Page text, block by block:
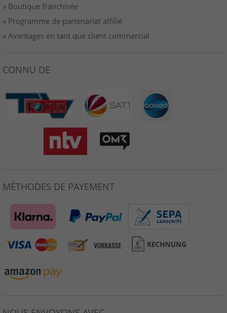
» Boutique franchisée
» Programme de partenariat affilié
» Avantages en tant que client commercial
CONNU DE
MÉTHODES DE PAYEMENT